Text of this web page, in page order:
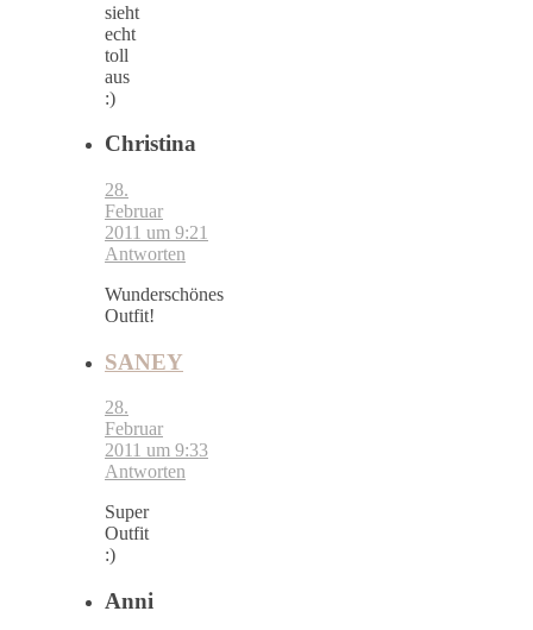
sieht
echt
toll
aus
:)
Christina
28.
Februar
2011 um 9:21
Antworten
Wunderschönes
Outfit!
SANEY
28.
Februar
2011 um 9:33
Antworten
Super
Outfit
:)
Anni